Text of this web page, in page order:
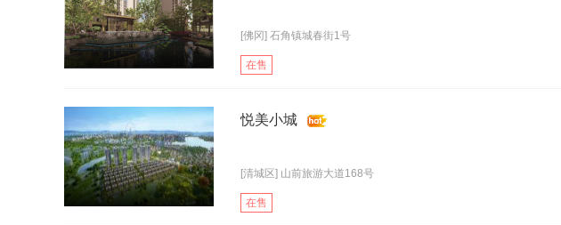
[佛冈] 石角镇城春街1号
在售
悦美小城
[清城区] 山前旅游大道168号
在售